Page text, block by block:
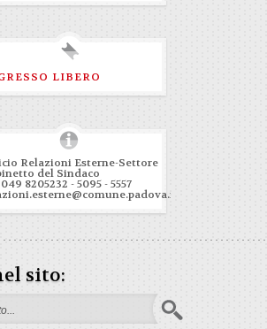
LIBERO
Relazioni Esterne-Settore
del Sindaco
8205232 - 5095 - 5557
sito:
ricerca